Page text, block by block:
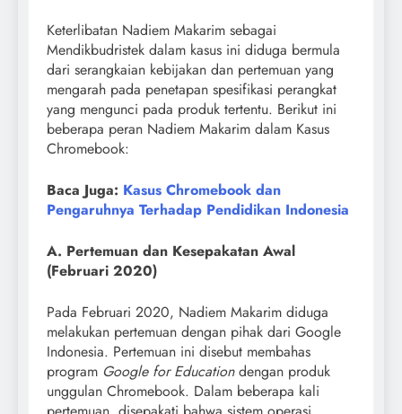
Keterlibatan Nadiem Makarim sebagai
Mendikbudristek dalam kasus ini diduga bermula
dari serangkaian kebijakan dan pertemuan yang
mengarah pada penetapan spesifikasi perangkat
yang mengunci pada produk tertentu. Berikut ini
beberapa peran Nadiem Makarim dalam Kasus
Chromebook:
Baca Juga: Kasus Chromebook dan
Pengaruhnya Terhadap Pendidikan Indonesia
A. Pertemuan dan Kesepakatan Awal
(Februari 2020)
Pada Februari 2020, Nadiem Makarim diduga
melakukan pertemuan dengan pihak dari Google
Indonesia. Pertemuan ini disebut membahas
program Google for Educationdengan produk
unggulan Chromebook. Dalam beberapa kali